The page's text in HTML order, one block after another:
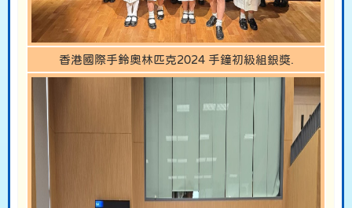
香港國際手鈴奧林匹克2024 手鐘初級組銀獎.